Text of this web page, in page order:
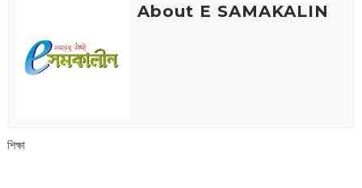
About E SAMAKALIN
শিক্ষা